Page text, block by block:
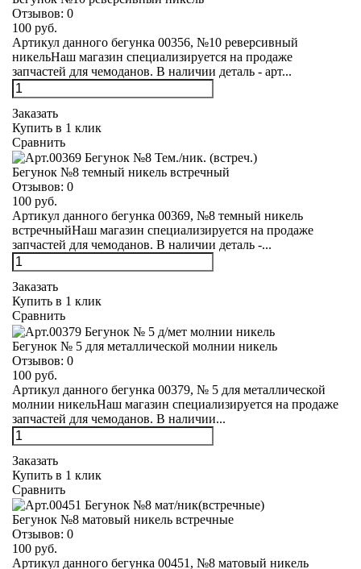
Отзывов: 0
100 руб.
Артикул данного бегунка 00356, №10 реверсивный
никельНаш магазин специализируется на продаже
запчастей для чемоданов. В наличии деталь - арт...
Заказать
Купить в 1 клик
Сравнить
Бегунок №8 темный никель встречный
Отзывов: 0
100 руб.
Артикул данного бегунка 00369, №8 темный никель
встречныйНаш магазин специализируется на продаже
запчастей для чемоданов. В наличии деталь -...
Заказать
Купить в 1 клик
Сравнить
Бегунок № 5 для металлической молнии никель
Отзывов: 0
100 руб.
Артикул данного бегунка 00379, № 5 для металлической
молнии никельНаш магазин специализируется на продаже
запчастей для чемоданов. В наличии...
Заказать
Купить в 1 клик
Сравнить
Бегунок №8 матовый никель встречные
Отзывов: 0
100 руб.
Артикул данного бегунка 00451, №8 матовый никель